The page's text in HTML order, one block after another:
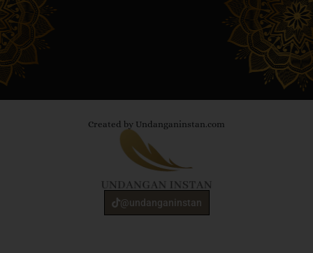
Created by Undanganinstan.com
@undanganinstan